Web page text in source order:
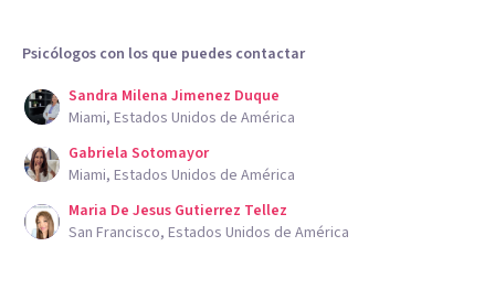
Psicólogos con los que puedes contactar
Sandra Milena Jimenez Duque
Miami, Estados Unidos de América
Gabriela Sotomayor
Miami, Estados Unidos de América
Maria De Jesus Gutierrez Tellez
San Francisco, Estados Unidos de América